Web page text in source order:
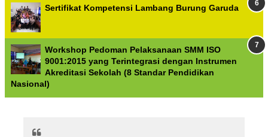
Sertifikat Kompetensi Lambang Burung Garuda
Workshop Pedoman Pelaksanaan SMM ISO
9001:2015 yang Terintegrasi dengan Instrumen
Akreditasi Sekolah (8 Standar Pendidikan
Nasional)